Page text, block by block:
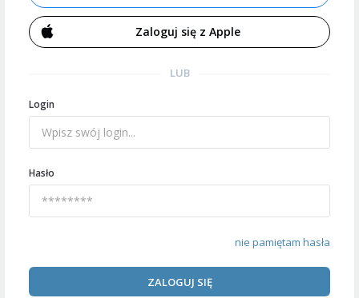
Zaloguj się z Apple
LUB
Login
Hasło
nie pamiętam hasła
ZALOGUJ SIĘ